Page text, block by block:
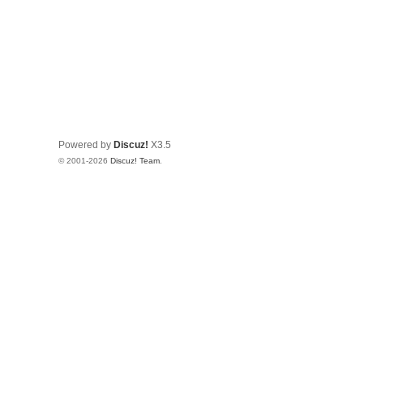
Powered by Discuz! X3.5
© 2001-2026 Discuz! Team